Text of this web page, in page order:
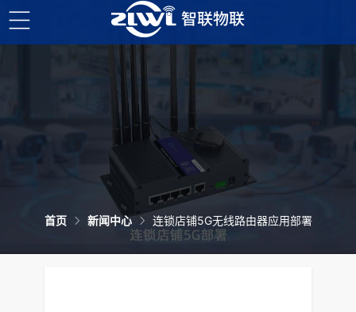
首页 新闻中心 连锁店铺5G无线路由器应用部署